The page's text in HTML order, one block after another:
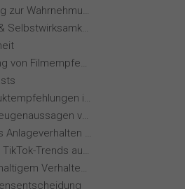
Wie normal ist normal? Eine Befragung zur Wahrnehmung von Essverhalten
Fernstudium: Stress, Prokrastination & Selbstwirksamkeit
Menschliches Erleben bei der Nutzung von Filmempfehlungssystemen
Wahrnehmung von KI-basierten Produktempfehlungen in Mode-Online-Shops
Wahrnehmung und Beurteilung von Zeugenaussagen vor Gericht
Einfluss von Finanzinfluencern auf das Anlageverhalten der Gen Z⁠
Wie wirken Videos eines bestimmten TikTok-Trends auf dich?
Maßnahmen zur Förderung von nachhaltigem Verhalten von Hotelgästen